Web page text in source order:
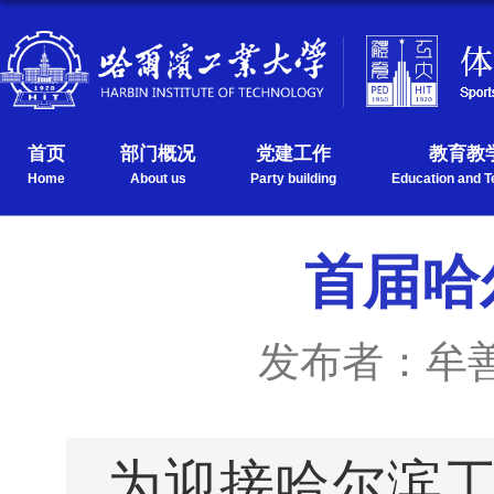
首页
Home
部门概况
About us
党建工作
Party building
教育教
Education and
首届
发布者：牟